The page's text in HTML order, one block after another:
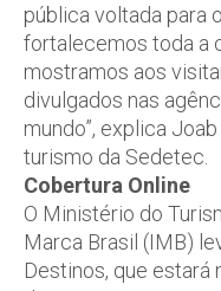
pública voltada para
fortalecemos toda a
mostramos aos
divulgados nas
mundo”, explica
turismo da Sedetec.
Cobertura Online
O Ministério do
Marca Brasil (IMB)
Destinos, que estará